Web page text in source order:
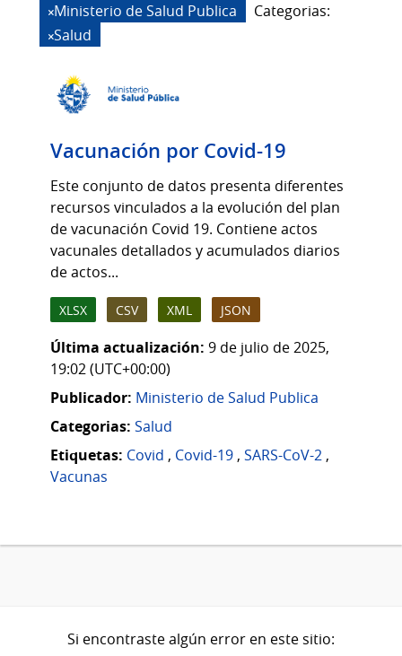
Ministerio de Salud Publica
Categorias:
Salud
Vacunación por Covid-19
Este conjunto de datos presenta diferentes
recursos vinculados a la evolución del plan
de vacunación Covid 19. Contiene actos
vacunales detallados y acumulados diarios
de actos...
XLSX CSV XML JSON
Última actualización: 9 de julio de 2025,
19:02 (UTC+00:00)
Publicador: Ministerio de Salud Publica
Categorias: Salud
Etiquetas: Covid , Covid-19 , SARS-CoV-2 ,
Vacunas
Si encontraste algún error en este sitio: